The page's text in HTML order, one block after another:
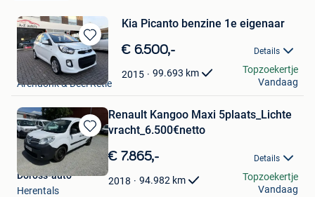
Bewaren
in
Mijn
Favorieten
Kia Picanto benzine 1e eigenaar
€ 6.500,- Details
2015 99.693 km
A-Z Auto's
Arendonk & Deel Retie
Topzoekertje
Vandaag
Bewaren
in
Mijn
Favorieten
Renault Kangoo Maxi 5plaats_Lichte
vracht_6.500€netto
€ 7.865,- Details
2018 94.982 km
Doross-auto
Herentals
Topzoekertje
Vandaag